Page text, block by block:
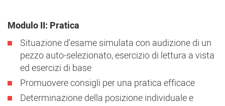
Modulo II: Pratica
Situazione d'esame simulata con audizione di un
pezzo auto-selezionato, esercizio di lettura a vista
ed esercizi di base
Promuovere consigli per una pratica efficace
Determinazione della posizione individuale e